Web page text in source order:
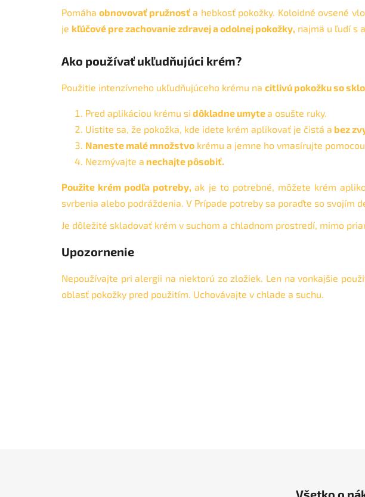
Pomáha obnovovať pružnosť a hebkosť pokožky. Koloidné ovsené
je kľúčové pre zachovanie zdravej a odolnej pokožky, najmä u ľudí s
Ako používať ukľudňujúci krém?
Použitie intenzívneho ukľudňujúceho krému na citlivú pokožku so
Pred aplikáciou krému si dôkladne umytea osušte ruky.
Uistite sa, že pokožka, kde idete krém aplikovať je čistá a bez
Naneste malé množstvo krému a jemne ho vmasírujte
Nezmývajte a nechajte pôsobiť.
Použite krém podľa potreby,ak je to potrebné, môžete krém
svrbenia alebo podráždenia. V Prípade potreby sa poraďte so svojím
Je dôležité skladovať krém v suchom a chladnom prostredí, mimo
Upozornenie
Nepoužívajte pri alergii na niektorú zo zložiek. Len na vonkajšie
oblasť pokožky pred použitím. Uchovávajte v chlade a suchu.
Všetko o